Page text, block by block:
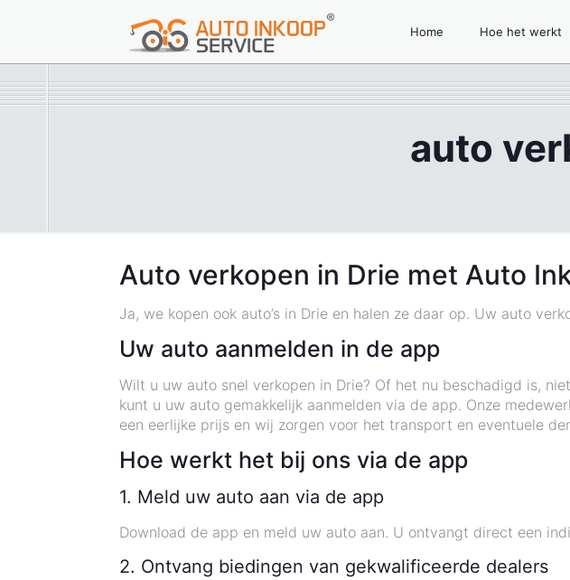
Home Hoe het werkt
auto
Auto verkopen in Drie met Auto
Ja, we kopen ook auto’s in Drie en halen ze daar op. Uw auto
Uw auto aanmelden in de app
Wilt u uw auto snel verkopen in Drie? Of het nu beschadigd is,
kunt u uw auto gemakkelijk aanmelden via de app. Onze
een eerlijke prijs en wij zorgen voor het transport en eventuele
Hoe werkt het bij ons via de app
1. Meld uw auto aan via de app
Download de app en meld uw auto aan. U ontvangt direct een
2. Ontvang biedingen van gekwalificeerde dealers